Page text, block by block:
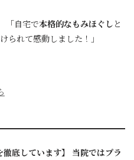
「自宅で本格的なもみほぐし と
られて感動しました！」
底しています】
当院ではプラ